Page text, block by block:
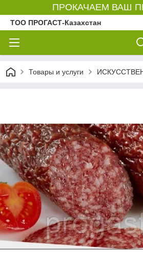
ПРОКАЧАЕМ ВАШ
ТОО ПРОГАСТ-Казахстан
Товары и услуги